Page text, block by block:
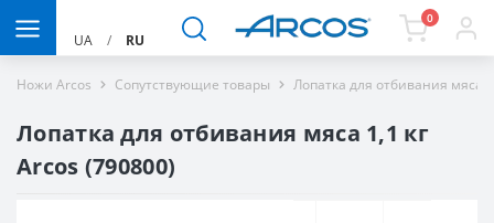
UA / RU
0
Ножи Arcos Сопутствующие товары Лопатка для отбивания мяса
Лопатка для отбивания мяса 1,1 кг
Arcos (790800)